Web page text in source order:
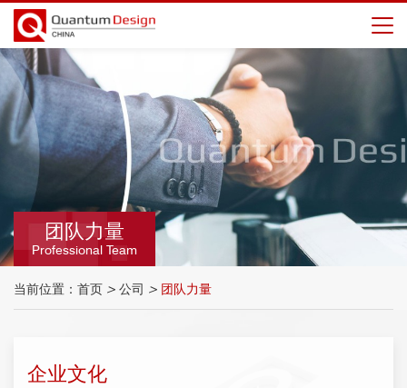
团队力量
Professional Team
当前位置： 首页 > 公司 > 团队力量
企业文化